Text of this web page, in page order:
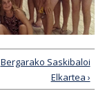
Bergarako Saskibaloi
Elkartea ›